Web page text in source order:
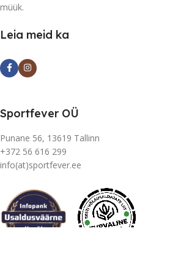
müük.
Leia meid ka
Sportfever OÜ
Punane 56, 13619 Tallinn
+372 56 616 299
info(at)sportfever.ee